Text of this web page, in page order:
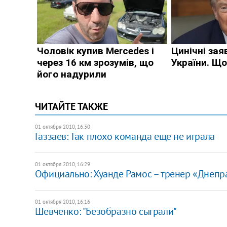
ЧИТАЙТЕ ТАКЖЕ
01 октября 2010, 16:30
​Газзаев: Так плохо команда еще не играла
01 октября 2010, 16:29
Официально: Хуанде Рамос – тренер
01 октября 2010, 16:16
Шевченко: "Безобразно сыграли"